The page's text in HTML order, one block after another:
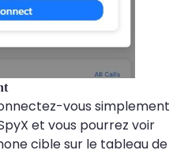
vous simplement
et vous pourrez voir
cible sur le tableau de